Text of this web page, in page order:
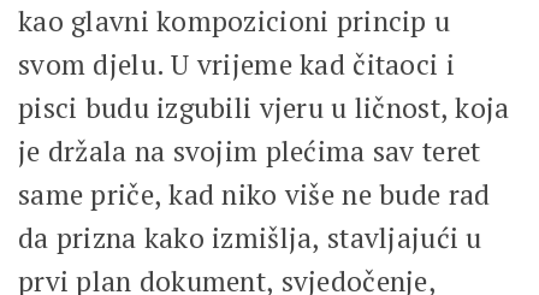
kao glavni kompozicioni princip u
svom djelu. U vrijeme kad čitaoci i
pisci budu izgubili vjeru u ličnost, koja
je držala na svojim plećima sav teret
same priče, kad niko više ne bude rad
da prizna kako izmišlja, stavljajući u
prvi plan dokument, svjedočenje,